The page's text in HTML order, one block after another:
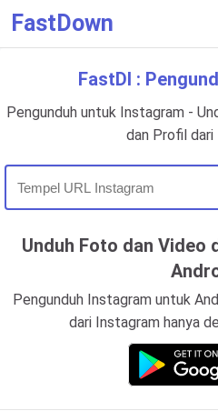
FastDown
FastDl :
Pengunduh untuk Instagram -
dan Profil dari
Unduh Foto dan Video
Pengunduh Instagram untuk
dari Instagram hanya